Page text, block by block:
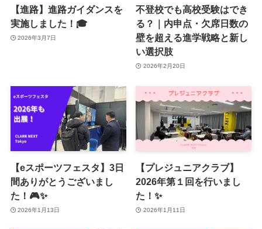
【進路】進路ガイダンスを
実施しました！🎓
2026年3月7日
不登校でも高校受験はでき
る？｜内申点・欠席日数の
壁を超える進学戦略と新し
い選択肢
2026年2月20日
【eスポーツフェスタ】3日
間ありがとうございまし
た！🎮✨
2026年1月13日
【プレジュニアクラブ】
2026年第１回を行いまし
た！✨
2026年1月11日